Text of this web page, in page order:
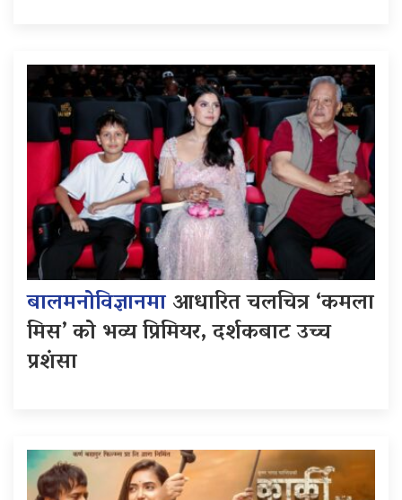
बालमनोविज्ञानमाआधारित चलचित्र ‘कमला
मिस’ को भव्य प्रिमियर, दर्शकबाट उच्च
प्रशंसा